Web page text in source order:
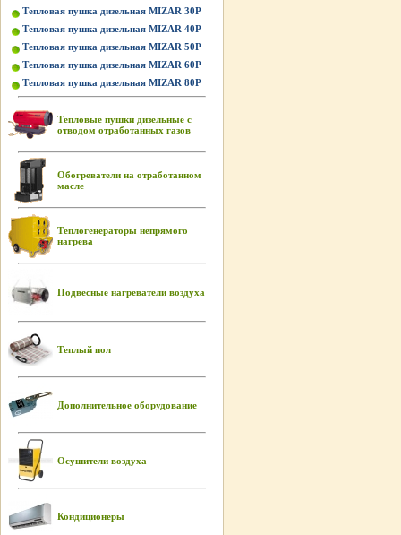
Тепловая пушка дизельная MIZAR 30P
Тепловая пушка дизельная MIZAR 40P
Тепловая пушка дизельная MIZAR 50P
Тепловая пушка дизельная MIZAR 60P
Тепловая пушка дизельная MIZAR 80P
Тепловые пушки дизельные с
отводом отработанных газов
Обогреватели на отработанном
масле
Теплогенераторы непрямого
нагрева
Подвесные нагреватели воздуха
Теплый пол
Дополнительное оборудование
Осушители воздуха
Кондиционеры